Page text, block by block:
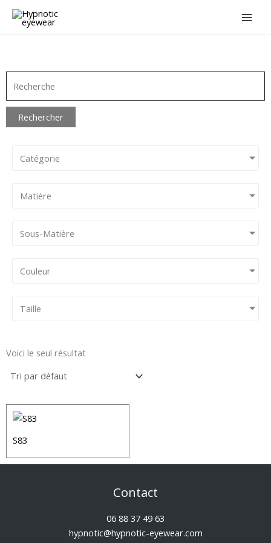
Aller
Rechercher
Catégorie
Matière
Sous-Matière
Couleur
Taille
Voici le seul résultat
S83
Contact
06 88 37 49 63
hypnotic@hypnotic-eyewear.com